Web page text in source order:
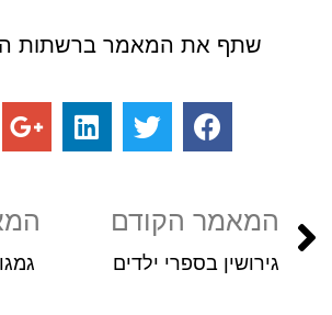
שתף את המאמר ברשתות
המאמר הקודם
גירושין בספרי ילדים